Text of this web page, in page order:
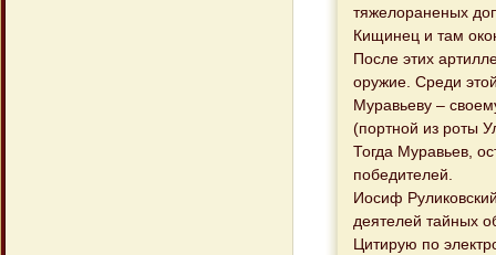
тяжелораненых
Кищинец и там
После этих
оружие. Среди
Муравьеву –
(портной из роты
Тогда Муравьев,
победителей.
Иосиф
деятелей тайных
Цитирую по